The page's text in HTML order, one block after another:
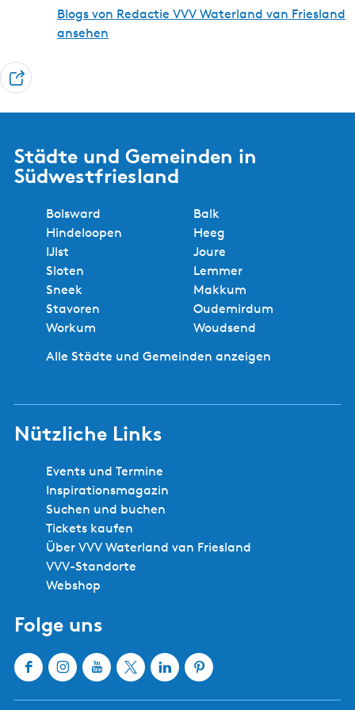
Blogs von Redactie VVV Waterland van Friesland
ansehen
T
e
n
Städte und Gemeinden in
Südwestfriesland
Bolsward
Balk
Hindeloopen
Heeg
IJlst
Joure
Sloten
Lemmer
Sneek
Makkum
Stavoren
Oudemirdum
Workum
Woudsend
Alle Städte und Gemeinden anzeigen
Nützliche Links
Events und Termine
Inspirationsmagazin
Suchen und buchen
Tickets kaufen
Über VVV Waterland van Friesland
VVV-Standorte
Webshop
Folge uns
F
I
Y
X
L
P